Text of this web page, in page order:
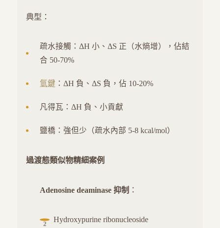
典型：
疏水接觸：ΔH 小、ΔS 正（水熵增），佔結
合 50-70%
氫鍵 ：ΔH 負、ΔS 負，佔 10-20%
凡得瓦：ΔH 負、小貢獻
鹽橋：強但少（疏水內部 5-8 kcal/mol）
過渡態類似物精細案例
Adenosine deaminase 抑制 ：
Hydroxypurine ribonucleoside